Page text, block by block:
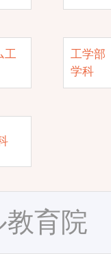
工
工学部
学科
育院